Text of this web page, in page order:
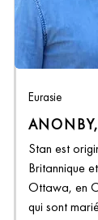
Eurasie
Stan est
Britannique
Ottawa, en
qui sont